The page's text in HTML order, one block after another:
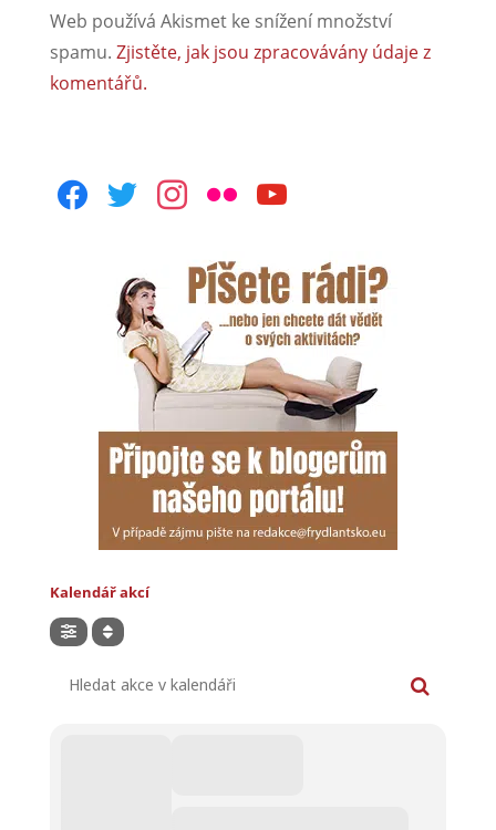
Web používá Akismet ke snížení množství
spamu. Zjistěte, jak jsou zpracovávány údaje z
komentářů.
facebooktwitterinstagram
flickr youtube
Kalendář akcí